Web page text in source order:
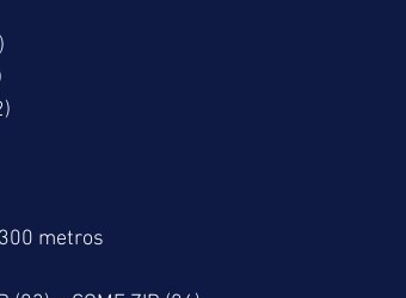
metros